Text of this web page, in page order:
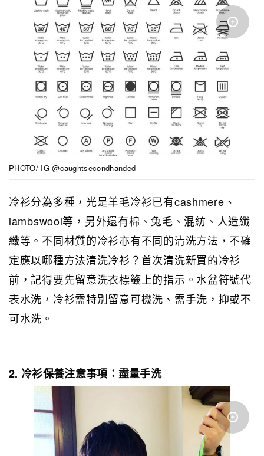
PHOTO/ IG@caughtsecondhanded_
冷衫分為多種，光是羊毛冷衫已有cashmere、
lambswool等，另外還有棉、兔毛、混紡、人造纖
纖等。不同材質的冷衫亦有不同的清洗方法，不確
定應以哪種方法清洗冷衫？首次清洗新買的冷衫
前，記得要先留意洗衣標籤上的指示。水盆符號代
表水洗，冷衫需特別留意可機洗、需手洗，抑或不
可水洗。
2. 冷衫保養注意事項：盡量手洗